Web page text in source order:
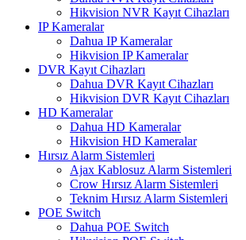
Hikvision NVR Kayıt Cihazları
IP Kameralar
Dahua IP Kameralar
Hikvision IP Kameralar
DVR Kayıt Cihazları
Dahua DVR Kayıt Cihazları
Hikvision DVR Kayıt Cihazları
HD Kameralar
Dahua HD Kameralar
Hikvision HD Kameralar
Hırsız Alarm Sistemleri
Ajax Kablosuz Alarm Sistemleri
Crow Hırsız Alarm Sistemleri
Teknim Hırsız Alarm Sistemleri
POE Switch
Dahua POE Switch